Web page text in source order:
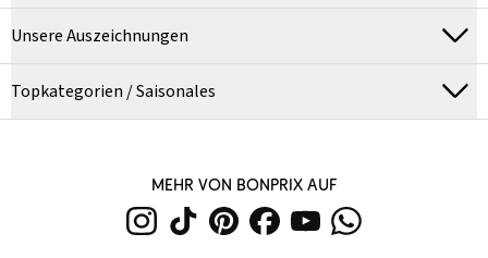
Unsere Auszeichnungen
Topkategorien / Saisonales
MEHR VON BONPRIX AUF